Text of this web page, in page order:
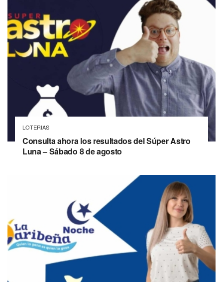
LOTERIAS
Consulta ahora los resultados del Súper Astro
Luna – Sábado 8 de agosto